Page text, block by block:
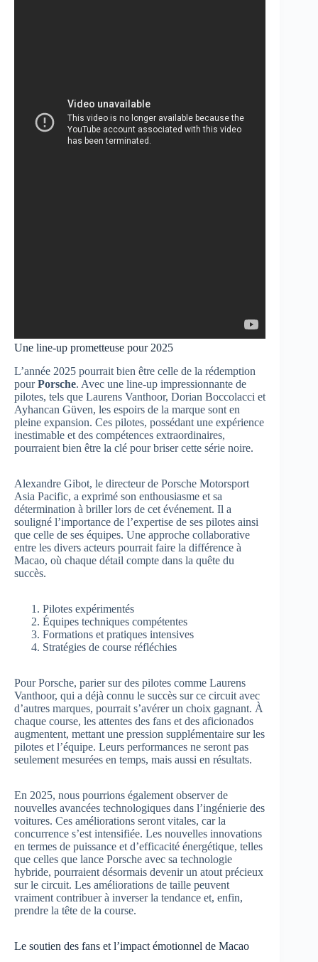
Une line-up prometteuse pour 2025
L’année 2025 pourrait bien être celle de la rédemption
pourPorsche. Avec une line-up impressionnante de
pilotes, tels que Laurens Vanthoor, Dorian Boccolacci et
Ayhancan Güven, les espoirs de la marque sont en
pleine expansion. Ces pilotes, possédant une expérience
inestimable et des compétences extraordinaires,
pourraient bien être la clé pour briser cette série noire.
Alexandre Gibot, le directeur de Porsche Motorsport
Asia Pacific, a exprimé son enthousiasme et sa
détermination à briller lors de cet événement. Il a
souligné l’importance de l’expertise de ses pilotes ainsi
que celle de ses équipes. Une approche collaborative
entre les divers acteurs pourrait faire la différence à
Macao, où chaque détail compte dans la quête du
succès.
Pilotes expérimentés
Équipes techniques compétentes
Formations et pratiques intensives
Stratégies de course réfléchies
Pour Porsche, parier sur des pilotes comme Laurens
Vanthoor, qui a déjà connu le succès sur ce circuit avec
d’autres marques, pourrait s’avérer un choix gagnant. À
chaque course, les attentes des fans et des aficionados
augmentent, mettant une pression supplémentaire sur les
pilotes et l’équipe. Leurs performances ne seront pas
seulement mesurées en temps, mais aussi en résultats.
En 2025, nous pourrions également observer de
nouvelles avancées technologiques dans l’ingénierie des
voitures. Ces améliorations seront vitales, car la
concurrence s’est intensifiée. Les nouvelles innovations
en termes de puissance et d’efficacité énergétique, telles
que celles que lance Porsche avec sa technologie
hybride, pourraient désormais devenir un atout précieux
sur le circuit. Les améliorations de taille peuvent
vraiment contribuer à inverser la tendance et, enfin,
prendre la tête de la course.
Le soutien des fans et l’impact émotionnel de Macao